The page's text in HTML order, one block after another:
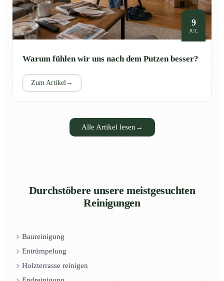
9
JUL
Warum fühlen wir uns nach dem Putzen besser?
Zum Artikel→
Alle Artikel lesen →
Durchstöbere unsere meistgesuchten
Reinigungen
Baureinigung
Entrümpelung
Holzterrasse reinigen